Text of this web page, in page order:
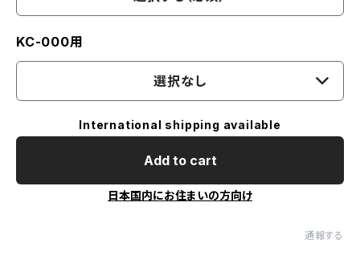
KC-000用
選択なし
International shipping available
Add to cart
日本国内にお住まいの方向け
通報する